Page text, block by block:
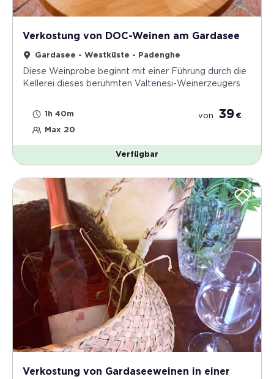
Verkostung von DOC-Weinen am Gardasee
Gardasee - Westküste - Padenghe
Diese Weinprobe beginnt mit einer Führung durch die
Kellerei dieses berühmten Valtenesi-Weinerzeugers
1h 40m
Max 20
von 39 €
Verfügbar
Verkostung von Gardaseeweinen in einer